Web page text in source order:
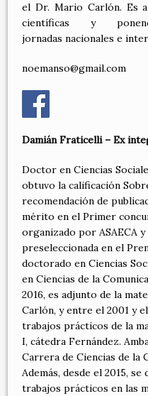
el Dr. Mario Carlón. Es
científicas y
jornadas nacionales e
noemanso@gmail.com
Damián Fraticelli – Ex
Doctor en Ciencias
obtuvo la calificación
recomendación de
mérito en el Primer
organizado por ASAECA
preseleccionada en el
doctorado en Ciencias
en Ciencias de la
2016, es adjunto de la
Carlón, y entre el 2001 y
trabajos prácticos de la
I, cátedra Fernández.
Carrera de Ciencias de la
Además, desde el 2015,
trabajos prácticos en las